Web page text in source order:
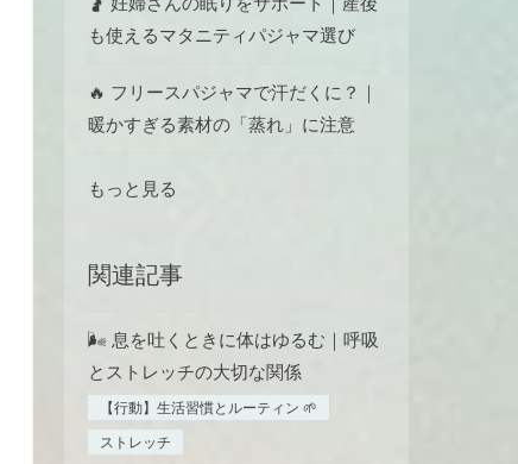
も使えるマタニティパジャマ選び
🔥 フリースパジャマで汗だくに？｜
暖かすぎる素材の「蒸れ」に注意
もっと見る
関連記事
🌬️ 息を吐くときに体はゆるむ｜呼吸
とストレッチの大切な関係
【行動】生活習慣とルーティン 🌱
ストレッチ